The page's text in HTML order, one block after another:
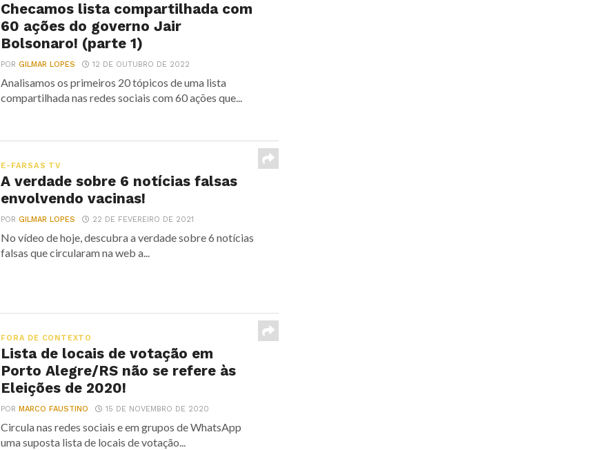
Checamos lista compartilhada com
60 ações do governo Jair
Bolsonaro! (parte 1)
PORGILMAR LOPES 12 DE OUTUBRO DE 2022
Analisamos os primeiros 20 tópicos de uma lista
compartilhada nas redes sociais com 60 ações que...
E-FARSAS TV
A verdade sobre 6 notícias falsas
envolvendo vacinas!
PORGILMAR LOPES 22 DE FEVEREIRO DE 2021
No vídeo de hoje, descubra a verdade sobre 6 notícias
falsas que circularam na web a...
FORA DE CONTEXTO
Lista de locais de votação em
Porto Alegre/RS não se refere às
Eleições de 2020!
POR MARCO FAUSTINO 15 DE NOVEMBRO DE 2020
Circula nas redes sociais e em grupos de WhatsApp
uma suposta lista de locais de votação...